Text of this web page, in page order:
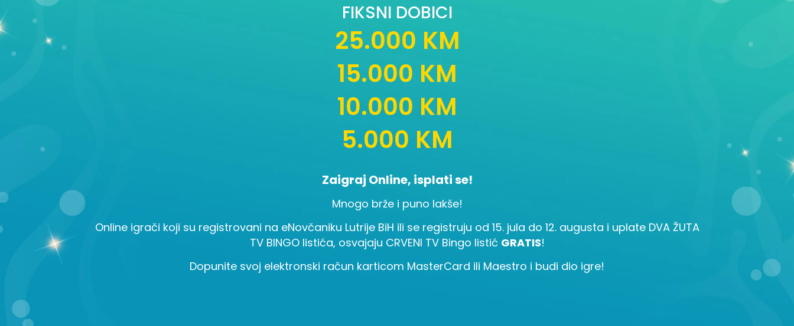
FIKSNI DOBICI
25.000 KM
15.000 KM
10.000 KM
5.000 KM
Zaigraj Online, isplati se!
Mnogo brže i puno lakše!
Online igrači koji su registrovani na eNovčaniku Lutrije BiH ili se registruju od 15. jula do 12. augusta i uplate DVA ŽUTA
TV BINGO listića, osvajaju CRVENI TV Bingo listić GRATIS!
Dopunite svoj elektronski račun karticom MasterCard ili Maestro i budi dio igre!